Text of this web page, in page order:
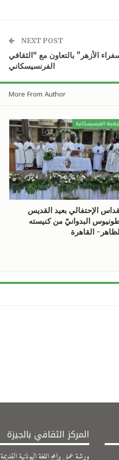
NEXT POST
الأزهر” بالتعاون مع “الثقافي
الفرنسيسكاني
More From Author
الفرنسيسكانية
الإحتفالي بعيد القديس
البدوانيّ من كنيسته
القاهرة
المركز الثقافي بالجيزة
ورشة عمل برامج اللغة اليونانية القديمة